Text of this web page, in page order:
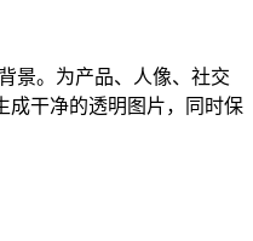
景。为产品、人像、社交
成干净的透明图片，同时保